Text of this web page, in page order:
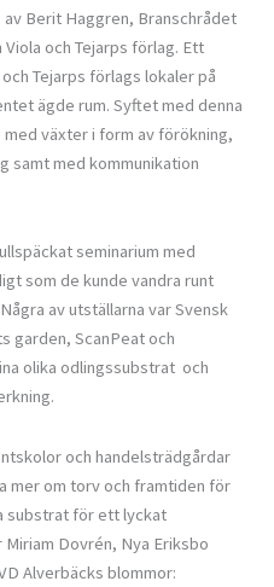
Berit Haggren, Branschrådet
och Tejarps förlag. Ett
Tejarps förlags lokaler på
ägde rum. Syftet med denna
växter i form av förökning,
samt med kommunikation
seminarium med
som de kunde vandra runt
av utställarna var Svensk
garden, ScanPeat och
olika odlingssubstrat och
och handelsträdgårdar
mer om torv och framtiden för
substrat för ett lyckat
Dovrén, Nya Eriksbo
Alverbäcks blommor: